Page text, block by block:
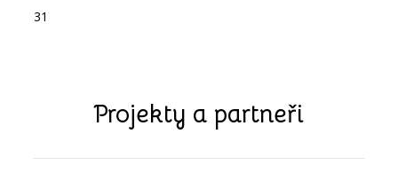
31
Projekty a partneři